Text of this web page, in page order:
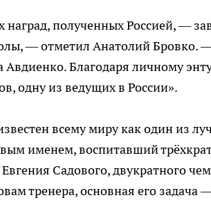
наград, полученных Россией, —
— отметил Анатолий Бровко.
Благодаря личному
одну из ведущих в России».
всему миру как один из
именем, воспитавший
Садового, двукратного
тренера, основная его